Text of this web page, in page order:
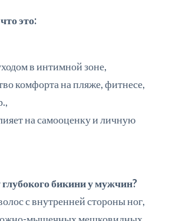
это:
в интимной зоне,
комфорта на пляже, фитнесе,
на самооценку и личную
глубокого бикини у мужчин?
с внутренней стороны ног,